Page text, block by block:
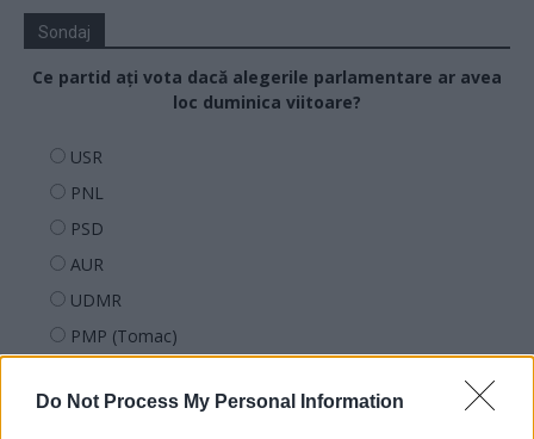
Do Not Process My Personal Information
Sondaj
Ce partid ați vota dacă alegerile parlamentare ar avea
loc duminica viitoare?
USR
PNL
PSD
AUR
UDMR
PMP (Tomac)
PNȚMM